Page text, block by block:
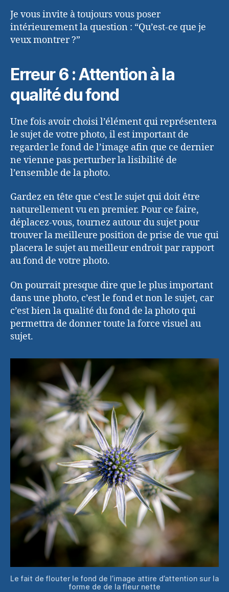
Je vous invite à toujours vous poser
intérieurement la question : “Qu’est-ce que je
veux montrer ?”
Erreur 6 : Attention à la
qualité du fond
Une fois avoir choisi l’élément qui représentera
le sujet de votre photo, il est important de
regarder le fond de l’image afin que ce dernier
ne vienne pas perturber la lisibilité de
l’ensemble de la photo.
Gardez en tête que c’est le sujet qui doit être
naturellement vu en premier. Pour ce faire,
déplacez-vous, tournez autour du sujet pour
trouver la meilleure position de prise de vue qui
placera le sujet au meilleur endroit par rapport
au fond de votre photo.
On pourrait presque dire que le plus important
dans une photo, c’est le fond et non le sujet, car
c’est bien la qualité du fond de la photo qui
permettra de donner toute la force visuel au
sujet.
Le fait de flouter le fond de l’image attire d’attention sur la
forme de de la fleur nette